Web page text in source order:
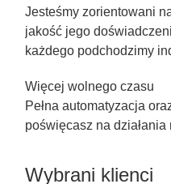
Jesteśmy zorientowani
jakość jego
każdego podchodzimy
Więcej wolnego czasu
Pełna automatyzacja
poświęcasz na
Wybrani klienci